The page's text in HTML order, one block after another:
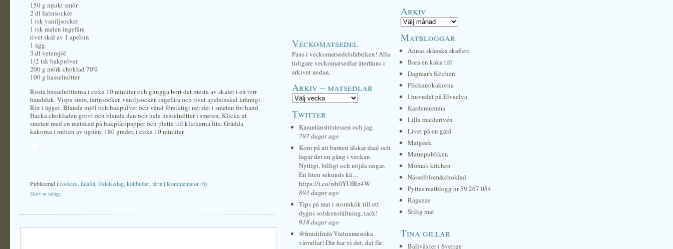
150 g mjukt smör
2 dl farinsocker
1 tsk vaniljsocker
1 tsk malen ingefära
rivet skal av 1 apelsin
1 ägg
3 dl vetemjöl
1/2 tsk bakpulver
200 g mörk choklad 70%
100 g hasselnötter
Rosta hasselnötterna i cirka 10 minuter och gnugga bort det mesta av skalet i en torr
handduk. Vispa smör, farinsocker, vaniljsocker, ingefära och rivet apelsinskal krämigt.
Rör i ägget. Blanda mjöl och bakpulver och vänd försiktigt ner det i smeten för hand.
Hacka chokladen grovt och blanda den och hela hasselnötter i smeten. Klicka ut
smeten med en matsked på bakplåtspapper och platta till klickarna lite. Grädda
kakorna i mitten av ugnen, 180 grader, i cirka 10 minuter.
Publicerad icookies falafel födelsedag köttbullar tårta|Kommentarer (6)
Skriv ut inlägg
Veckomatsedel
Paus i veckomatsedelsfabriken! Alla
tidigare veckomatsedlar återfinns i
arkivet nedan.
Arkiv – matsedlar
Twitter
Karantänstristessen och jag.
797 dagar ago
Kom på att barnen älskar daal och
lagar det en gång i veckan.
Nyttigt, billigt och nöjda ongar.
En liten sekunds kä…
https://t.co/wh0YUfRz4W
893 dagar ago
Tips på mat i stormkök till ett
dygns solskenstältning, tack!
918 dagar ago
@fraidifrida Vietnamesiska
vårrullar! Där har vi det, det får
Arkiv
Matbloggar
Annas skånska skafferi
Bara en kaka till
Dagmar's Kitchen
Flickanokakorna
I huvudet på Elvaelva
Kardemumma
Lilla matderivén
Livet på en gård
Matgeek
Matrepubliken
Moma's kitchen
Nässelblom&choklad
Pyttes matblogg nr 59.267.054
Ragazze
Stilig mat
Tina gillar
Baljväxter i Sverige